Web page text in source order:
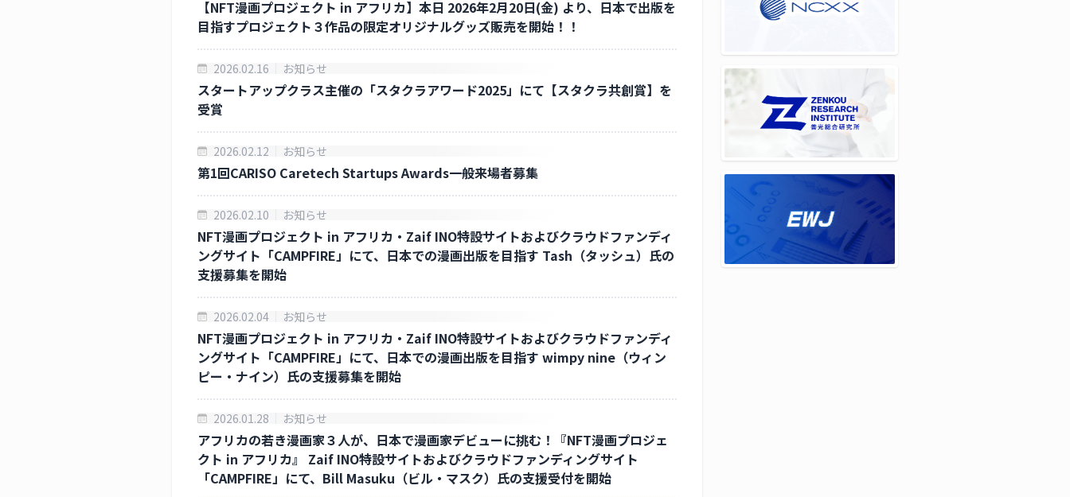
【NFT漫画プロジェクト in アフリカ】本日 2026年2月20日(金) より、日本で出版を
目指すプロジェクト３作品の限定オリジナルグッズ販売を開始！！
2026.02.16 お知らせ
スタートアップクラス主催の「スタクラアワード2025」にて【スタクラ共創賞】を
受賞
2026.02.12 お知らせ
第1回CARISO Caretech Startups Awards一般来場者募集
2026.02.10 お知らせ
NFT漫画プロジェクト in アフリカ・Zaif INO特設サイトおよびクラウドファンディ
ングサイト「CAMPFIRE」にて、日本での漫画出版を目指す Tash（タッシュ）氏の
支援募集を開始
2026.02.04 お知らせ
NFT漫画プロジェクト in アフリカ・Zaif INO特設サイトおよびクラウドファンディ
ングサイト「CAMPFIRE」にて、日本での漫画出版を目指す wimpy nine（ウィン
ピー・ナイン）氏の支援募集を開始
2026.01.28 お知らせ
アフリカの若き漫画家３人が、日本で漫画家デビューに挑む！『NFT漫画プロジェ
クト in アフリカ』 Zaif INO特設サイトおよびクラウドファンディングサイト
「CAMPFIRE」にて、Bill Masuku（ビル・マスク）氏の支援受付を開始